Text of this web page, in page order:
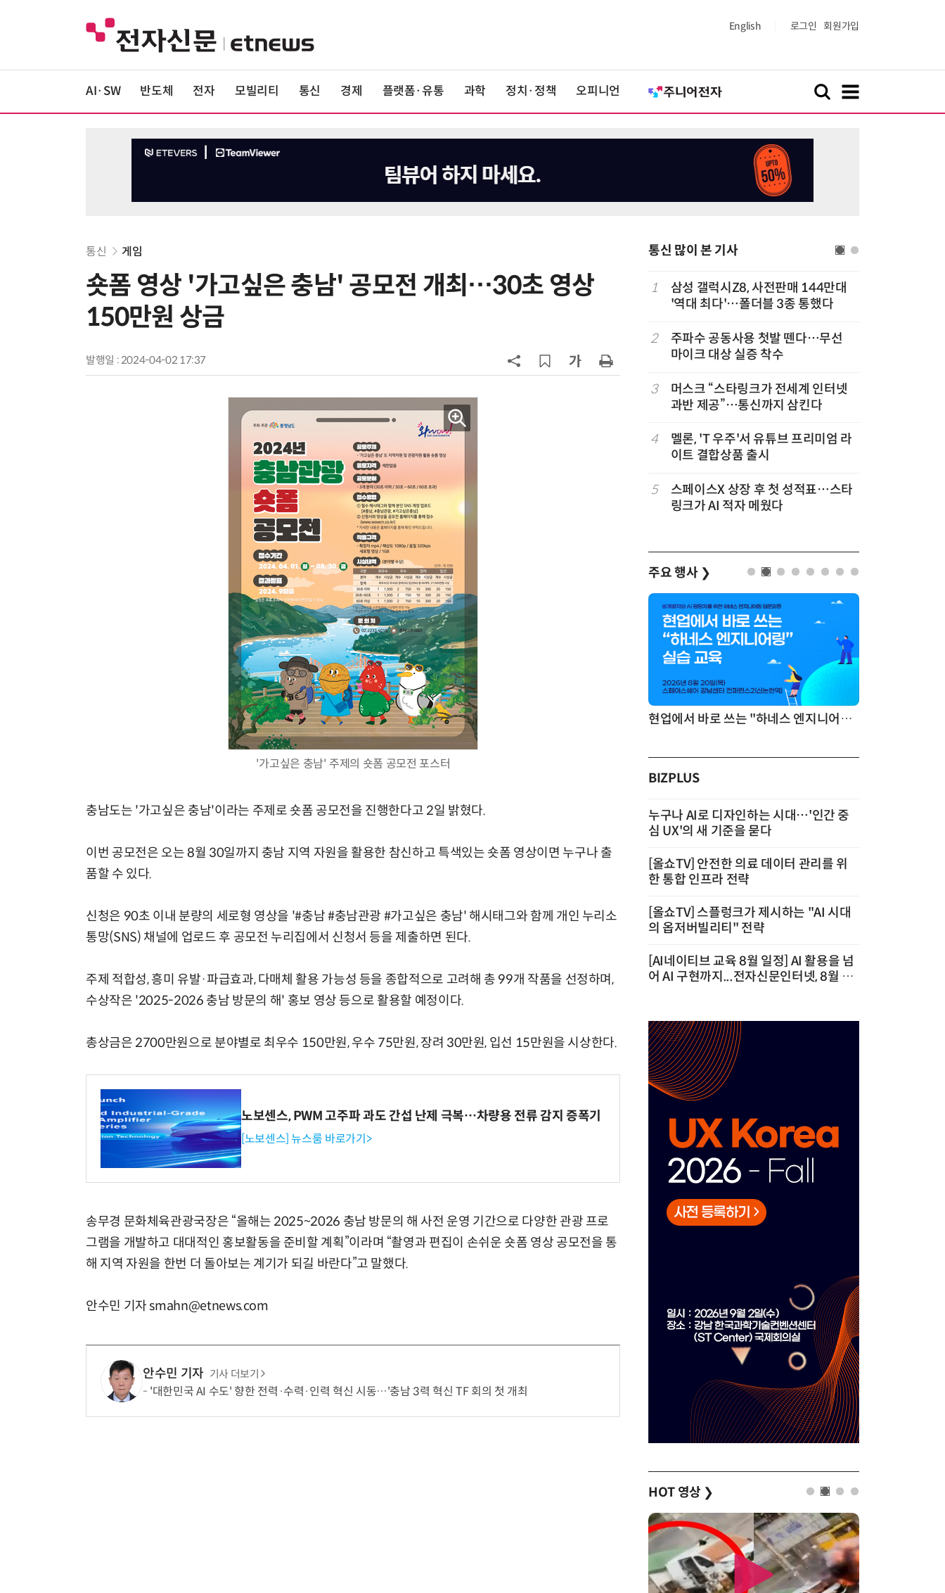
English 로그인 회원가입
AI·SW 반도체 전자 모빌리티 통신 경제 플랫폼·유통 과학 정치·정책 오피니언
통신 게임
숏폼 영상 '가고싶은 충남' 공모전 개최…30초 영상
150만원 상금
발행일 : 2024-04-02 17:37
'가고싶은 충남' 주제의 숏폼 공모전 포스터
충남도는 '가고싶은 충남'이라는 주제로 숏폼 공모전을 진행한다고 2일 밝혔다.
이번 공모전은 오는 8월 30일까지 충남 지역 자원을 활용한 참신하고 특색있는 숏폼 영상이면 누구나 출
품할 수 있다.
신청은 90초 이내 분량의 세로형 영상을 '#충남 #충남관광 #가고싶은 충남' 해시태그와 함께 개인 누리소
통망(SNS) 채널에 업로드 후 공모전 누리집에서 신청서 등을 제출하면 된다.
주제 적합성, 흥미 유발·파급효과, 다매체 활용 가능성 등을 종합적으로 고려해 총 99개 작품을 선정하며,
수상작은 '2025-2026 충남 방문의 해' 홍보 영상 등으로 활용할 예정이다.
총상금은 2700만원으로 분야별로 최우수 150만원, 우수 75만원, 장려 30만원, 입선 15만원을 시상한다.
노보센스, PWM 고주파 과도 간섭 난제 극복…차량용 전류 감지 증폭기
[노보센스] 뉴스룸 바로가기>
송무경 문화체육관광국장은 “올해는 2025~2026 충남 방문의 해 사전 운영 기간으로 다양한 관광 프로
그램을 개발하고 대대적인 홍보활동을 준비할 계획”이라며 “촬영과 편집이 손쉬운 숏폼 영상 공모전을 통
해 지역 자원을 한번 더 돌아보는 계기가 되길 바란다”고 말했다.
안수민 기자 smahn@etnews.com
안수민 기자 기사 더보기
'대한민국 AI 수도' 향한 전력·수력·인력 혁신 시동…'충남 3력 혁신 TF 회의 첫 개최
통신 많이 본 기사
6 K위성망 2035년까지 512기 띄운다
뉴스 무단 사용에 첫 제동
불안 줄였지만 '홍보 부족' 과제
9
中 통신사, 'AI 토큰'으로 분기 2兆 벌
었다…한국도 사업화 시동
10 [ET톡] 방미통위의 빈 의자
1
삼성 갤럭시Z8, 사전판매 144만대
'역대 최다'…폴더블 3종 통했다
2
주파수 공동사용 첫발 뗀다…무선
마이크 대상 실증 착수
3
머스크 “스타링크가 전세계 인터넷
과반 제공”…통신까지 삼킨다
4
멜론, 'T 우주'서 유튜브 프리미엄 라
이트 결합상품 출시
5
스페이스X 상장 후 첫 성적표…스타
링크가 AI 적자 메웠다
주요 행사 ❯
양자컴퓨팅 비즈니스·기술 입문 1-Day 워크샵 - 큐비트·양자 알고리듬·Qiskit 실습으로 이해하는 차세대 현업에서 바로 쓰는 "하네스 엔지니어링" 실습 교육
BIZPLUS
누구나 AI로 디자인하는 시대…'인간 중
심 UX'의 새 기준을 묻다
[올쇼TV] 안전한 의료 데이터 관리를 위
한 통합 인프라 전략
[올쇼TV] 스플렁크가 제시하는 "AI 시대
의 옵저버빌리티" 전략
[AI네이티브 교육 8월 일정] AI 활용을 넘
어 AI 구현까지...전자신문인터넷, 8월 실
HOT 영상 ❯